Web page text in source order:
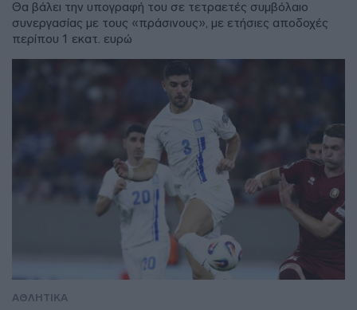
Θα βάλει την υπογραφή του σε τετραετές συμβόλαιο
συνεργασίας με τους «πράσινους», με ετήσιες αποδοχές
περίπου 1 εκατ. ευρώ
ΑΘΛΗΤΙΚΑ